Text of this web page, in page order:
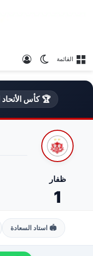
القائمة الوضع
🏆 كأس الأتحاد
ظفار
1
🏟️ استاد السعادة